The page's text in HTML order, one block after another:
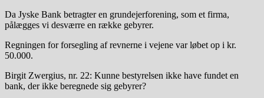
Da Jyske Bank betragter en grundejerforening, som et firma,
pålægges vi desværre en række gebyrer.
Regningen for forsegling af revnerne i vejene var løbet op i kr.
50.000.
Birgit Zwergius, nr. 22: Kunne bestyrelsen ikke have fundet en
bank, der ikke beregnede sig gebyrer?